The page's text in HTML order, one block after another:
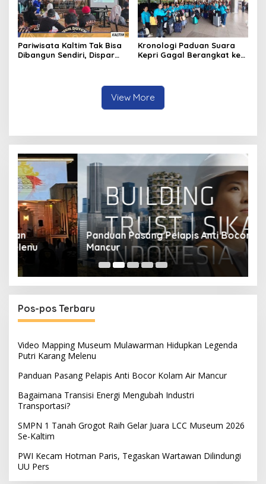
Pariwisata Kaltim Tak Bisa
Dibangun Sendiri, Dispar
Kronologi Paduan Suara
Kepri Gagal Berangkat ke
View More
Panduan Pasang Pelapis Anti Bocor Kolam Air
Mancur
Pos-pos Terbaru
Video Mapping Museum Mulawarman Hidupkan Legenda
Putri Karang Melenu
Panduan Pasang Pelapis Anti Bocor Kolam Air Mancur
Bagaimana Transisi Energi Mengubah Industri
Transportasi?
SMPN 1 Tanah Grogot Raih Gelar Juara LCC Museum 2026
Se-Kaltim
PWI Kecam Hotman Paris, Tegaskan Wartawan Dilindungi
UU Pers